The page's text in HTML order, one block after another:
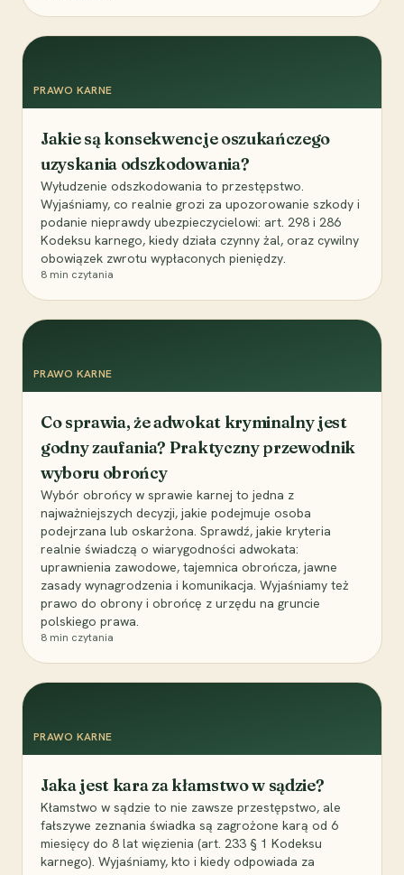
PRAWO KARNE
Jakie są konsekwencje oszukańczego
uzyskania odszkodowania?
Wyłudzenie odszkodowania to przestępstwo.
Wyjaśniamy, co realnie grozi za upozorowanie szkody i
podanie nieprawdy ubezpieczycielowi: art. 298 i 286
Kodeksu karnego, kiedy działa czynny żal, oraz cywilny
obowiązek zwrotu wypłaconych pieniędzy.
8 min czytania
PRAWO KARNE
Co sprawia, że adwokat kryminalny jest
godny zaufania? Praktyczny przewodnik
wyboru obrońcy
Wybór obrońcy w sprawie karnej to jedna z
najważniejszych decyzji, jakie podejmuje osoba
podejrzana lub oskarżona. Sprawdź, jakie kryteria
realnie świadczą o wiarygodności adwokata:
uprawnienia zawodowe, tajemnica obrończa, jawne
zasady wynagrodzenia i komunikacja. Wyjaśniamy też
prawo do obrony i obrońcę z urzędu na gruncie
polskiego prawa.
8 min czytania
PRAWO KARNE
Jaka jest kara za kłamstwo w sądzie?
Kłamstwo w sądzie to nie zawsze przestępstwo, ale
fałszywe zeznania świadka są zagrożone karą od 6
miesięcy do 8 lat więzienia (art. 233 § 1 Kodeksu
karnego). Wyjaśniamy, kto i kiedy odpowiada za